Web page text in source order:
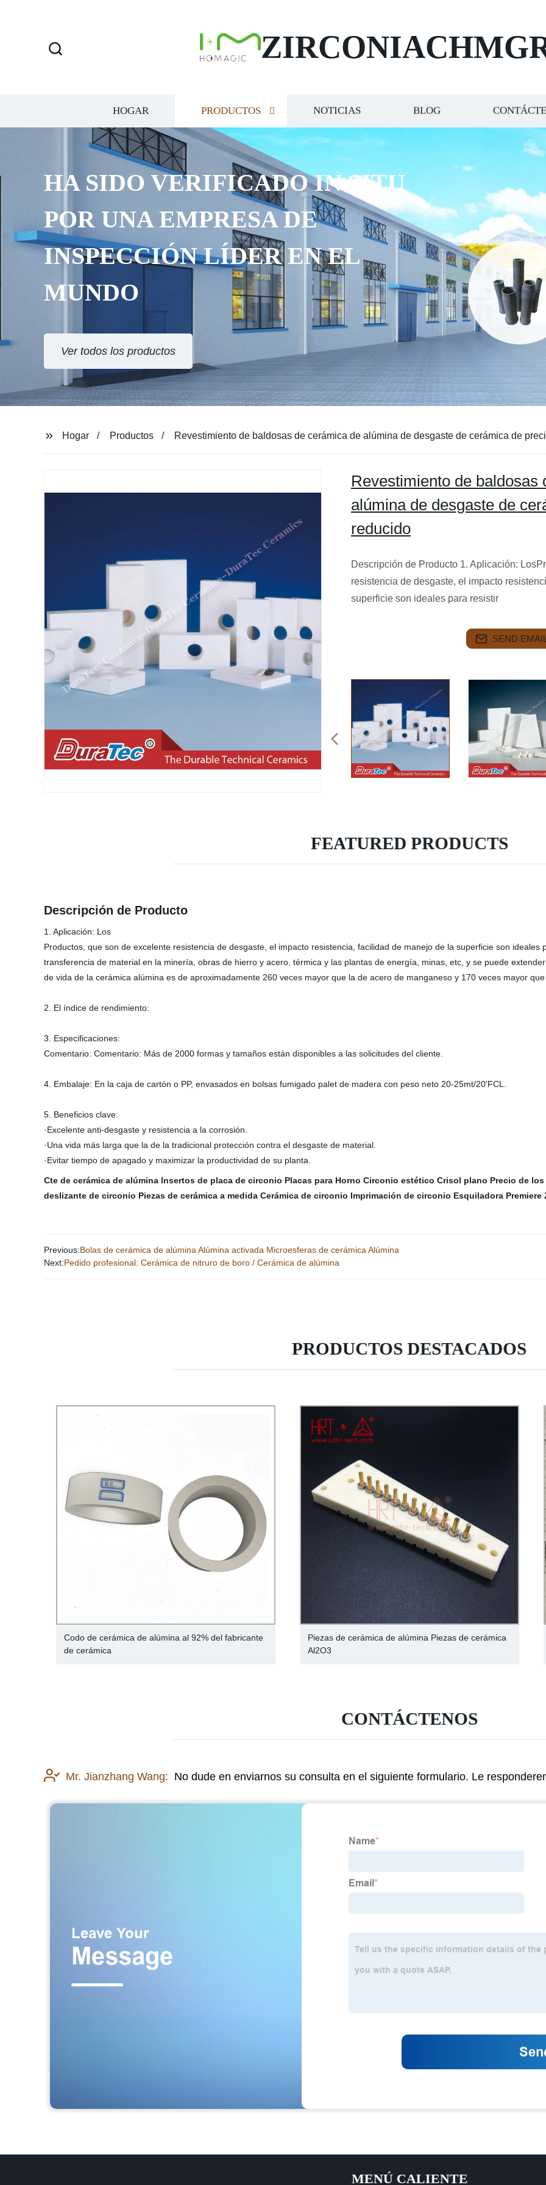
HOGAR PRODUCTOS NOTICIAS BLOG
HA SIDO VERIFICADO IN SITU
POR UNA EMPRESA DE
INSPECCIÓN LÍDER EN EL
MUNDO
Ver todos los productos
Hogar Productos Revestimiento de baldosas de cerámica de alúmina de desgaste de cerámica de
Revestimiento de baldosas
alúmina de desgaste de
reducido
Descripción de Producto 1. Aplicación:
resistencia de desgaste, el impacto
superficie son ideales para resistir
SEND
FEATURED PRODUCTS
Descripción de Producto
1. Aplicación: Los
Productos, que son de excelente resistencia de desgaste, el impacto resistencia, facilidad de manejo de la superficie son
transferencia de material en la minería, obras de hierro y acero, térmica y las plantas de energía, minas, etc, y se puede
de vida de la cerámica alúmina es de aproximadamente 260 veces mayor que la de acero de manganeso y 170 veces mayor
2. El índice de rendimiento:
3. Especificaciones:
Comentario: Comentario: Más de 2000 formas y tamaños están disponibles a las solicitudes del cliente.
4. Embalaje: En la caja de cartón o PP, envasados en bolsas fumigado palet de madera con peso neto 20-25mt/20'FCL.
5. Beneficios clave:
·Excelente anti-desgaste y resistencia a la corrosión.
·Una vida más larga que la de la tradicional protección contra el desgaste de material.
·Evitar tiempo de apagado y maximizar la productividad de su planta.
Cte de cerámica de alúmina Insertos de placa de circonio Placas para Horno Circonio estético Crisol plano Precio de
deslizante de circonio Piezas de cerámica a medida Cerámica de circonio Imprimación de circonio Esquiladora Premiere
Previous:Bolas de cerámica de alúmina Alúmina activada Microesferas de cerámica Alúmina
Next:Pedido profesional: Cerámica de nitruro de boro / Cerámica de alúmina
PRODUCTOS DESTACADOS
Codo de cerámica de alúmina al 92% del fabricante
de cerámica
Piezas de cerámica de alúmina Piezas de cerámica
Al2O3
CONTÁCTENOS
Mr. Jianzhang Wang: No dude en enviarnos su consulta en el siguiente formulario. Le
MENÚ CALIENTE